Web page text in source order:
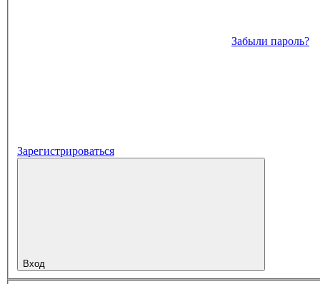
Забыли пароль?
Зарегистрироваться
Вход